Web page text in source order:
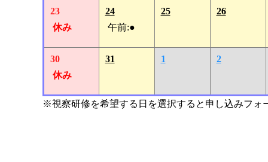
23
休み
24
午前:●
25 26
30
休み
31 1 2
※視察研修を希望する日を選択すると申し込みフォ